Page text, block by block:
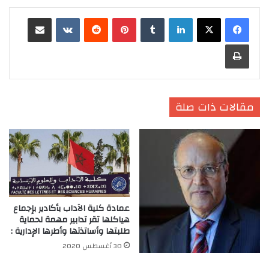
لينكدإن بينتيريست
طباعة
مقالات ذات صلة
عمادة كلية الآداب بأكادير بإجماع
هياكلها تقر تدابير مهمة لحماية
طلبتها وأساتذتها وأطرها الإدارية :
30 أغسطس 2020